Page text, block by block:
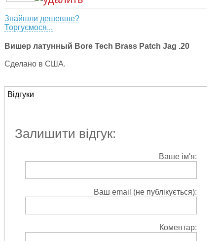
Знайшли дешевше?
Торгуємося...
Вишер латунный Bore Tech Brass Patch Jag .20
Сделано в США.
Відгуки
Залишити відгук:
Ваше ім'я:
Ваш email (не публікується):
Коментар: